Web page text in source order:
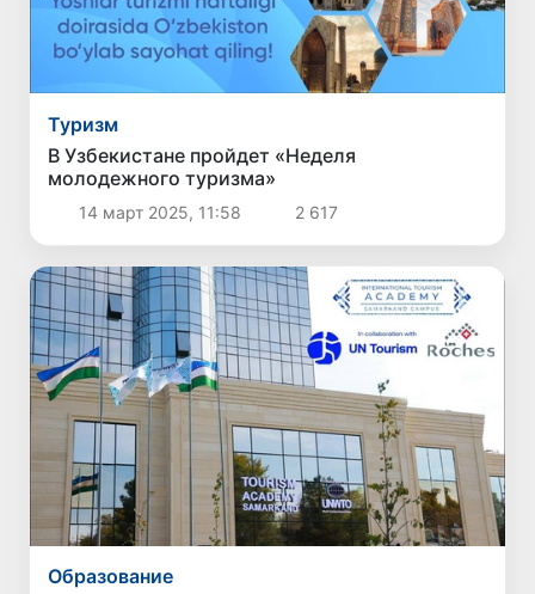
Туризм
В Узбекистане пройдет «Неделя
молодежного туризма»
14 март 2025, 11:58 2 617
Образование